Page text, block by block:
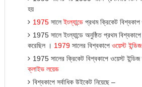
হয়
1975সালেইংল্যান্ডেপ্রথম ক্রিকেট
1975 সালে ইংল্যান্ডে অনুষ্ঠিত প্রথম বিশ্বকাপে
করেছিল । 1979সালের বিশ্বকাপে ওয়েস্ট ইন্ডিজ
1975 সালের ক্রিকেট বিশ্বকাপে ওয়েস্ট ইন্ডিজ
ক্লাইভ লয়েড
বিশ্বকাপে সর্বাধিক উইকেট নিয়েছে –